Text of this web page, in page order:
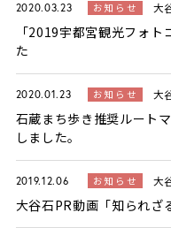
2020.03.23 お知らせ 大
「2019宇都宮観光フォ
た
2020.01.23 お知らせ 大
石蔵まち歩き推奨ルート
しました。
2019.12.06 お知らせ 大
大谷石PR動画「知られざ